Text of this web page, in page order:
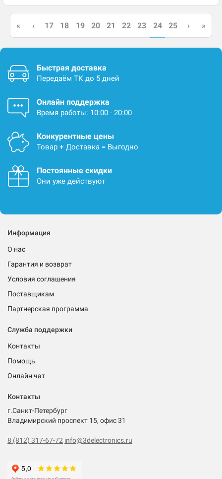
« ‹ 17 18 19 20 21 22 23 24 25 › »
Быстрая доставка
Передаём ТК до 5 дней
Онлайн поддержка
Время работы: 10:00 - 20:00
Конкурентные цены
Товар + Доставка = Выгодно
Постоянные скидки
Они уже действуют
Информация
О нас
Гарантия и возврат
Условия соглашения
Поставщикам
Партнерская программа
Служба поддержки
Контакты
Помощь
Онлайн чат
Контакты
г.Санкт-Петербург
Владимирский проспект 15, офис 31
8 (812) 317-67-72 info@3delectronics.ru